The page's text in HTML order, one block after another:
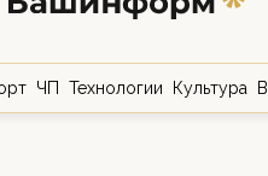
ЧП Технологии Культура